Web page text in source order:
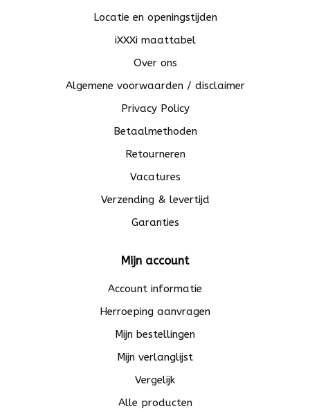
Locatie en openingstijden
iXXXi maattabel
Over ons
Algemene voorwaarden / disclaimer
Privacy Policy
Betaalmethoden
Retourneren
Vacatures
Verzending & levertijd
Garanties
Mijn account
Account informatie
Herroeping aanvragen
Mijn bestellingen
Mijn verlanglijst
Vergelijk
Alle producten